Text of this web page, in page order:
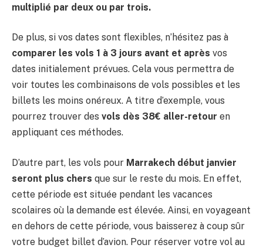
multiplié par deux ou par trois.
De plus, si vos dates sont flexibles, n’hésitez pas à
comparer les vols 1 à 3 jours avant et après vos
dates initialement prévues. Cela vous permettra de
voir toutes les combinaisons de vols possibles et les
billets les moins onéreux. A titre d’exemple, vous
pourrez trouver des vols dès 38€ aller-retour en
appliquant ces méthodes.
D’autre part, les vols pour Marrakech début janvier
seront plus chers que sur le reste du mois. En effet,
cette période est située pendant les vacances
scolaires où la demande est élevée. Ainsi, en voyageant
en dehors de cette période, vous baisserez à coup sûr
votre budget billet d’avion. Pour réserver votre vol au